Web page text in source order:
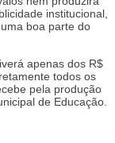
institucional,
boa parte do
apenas dos R$
todos os
pela produção
de Educação.